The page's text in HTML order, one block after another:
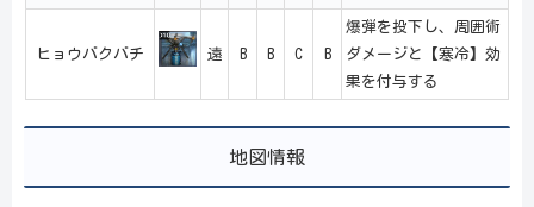
ヒョウバクバチ 遠 B B C B
爆弾を投下し、周囲術
ダメージと【寒冷】効
果を付与する
地図情報